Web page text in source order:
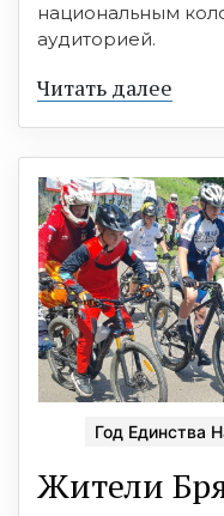
национальным
аудиторией.
Читать далее
Год Единства
Жители